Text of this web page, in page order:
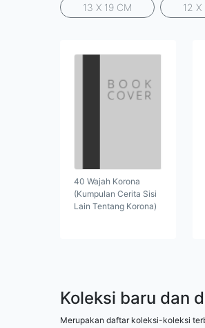
13 X 19 CM 12 X
40 Wajah Korona
(Kumpulan Cerita Sisi
Lain Tentang Korona)
Koleksi baru dan
Merupakan daftar koleksi-koleksi